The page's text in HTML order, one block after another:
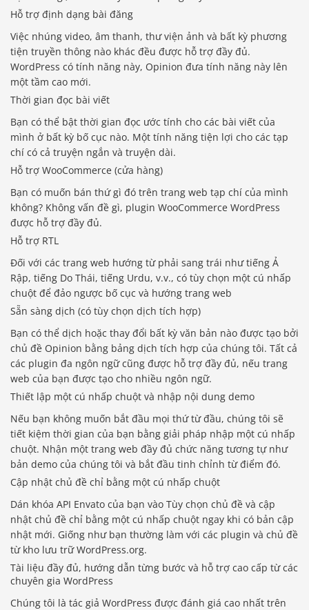
Hỗ trợ định dạng bài đăng
Việc nhúng video, âm thanh, thư viện ảnh và bất kỳ phương
tiện truyền thông nào khác đều được hỗ trợ đầy đủ.
WordPress có tính năng này, Opinion đưa tính năng này lên
một tầm cao mới.
Thời gian đọc bài viết
Bạn có thể bật thời gian đọc ước tính cho các bài viết của
mình ở bất kỳ bố cục nào. Một tính năng tiện lợi cho các tạp
chí có cả truyện ngắn và truyện dài.
Hỗ trợ WooCommerce (cửa hàng)
Bạn có muốn bán thứ gì đó trên trang web tạp chí của mình
không? Không vấn đề gì, plugin WooCommerce WordPress
được hỗ trợ đầy đủ.
Hỗ trợ RTL
Đối với các trang web hướng từ phải sang trái như tiếng Ả
Rập, tiếng Do Thái, tiếng Urdu, v.v., có tùy chọn một cú nhấp
chuột để đảo ngược bố cục và hướng trang web
Sẵn sàng dịch (có tùy chọn dịch tích hợp)
Bạn có thể dịch hoặc thay đổi bất kỳ văn bản nào được tạo bởi
chủ đề Opinion bằng bảng dịch tích hợp của chúng tôi. Tất cả
các plugin đa ngôn ngữ cũng được hỗ trợ đầy đủ, nếu trang
web của bạn được tạo cho nhiều ngôn ngữ.
Thiết lập một cú nhấp chuột và nhập nội dung demo
Nếu bạn không muốn bắt đầu mọi thứ từ đầu, chúng tôi sẽ
tiết kiệm thời gian của bạn bằng giải pháp nhập một cú nhấp
chuột. Nhận một trang web đầy đủ chức năng tương tự như
bản demo của chúng tôi và bắt đầu tinh chỉnh từ điểm đó.
Cập nhật chủ đề chỉ bằng một cú nhấp chuột
Dán khóa API Envato của bạn vào Tùy chọn chủ đề và cập
nhật chủ đề chỉ bằng một cú nhấp chuột ngay khi có bản cập
nhật mới. Giống như bạn thường làm với các plugin và chủ đề
từ kho lưu trữ WordPress.org.
Tài liệu đầy đủ, hướng dẫn từng bước và hỗ trợ cao cấp từ các
chuyên gia WordPress
Chúng tôi là tác giả WordPress được đánh giá cao nhất trên